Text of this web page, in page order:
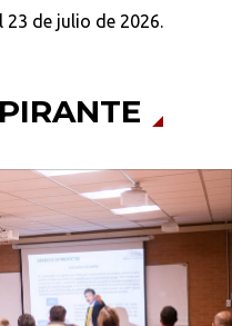
23 de julio de 2026.